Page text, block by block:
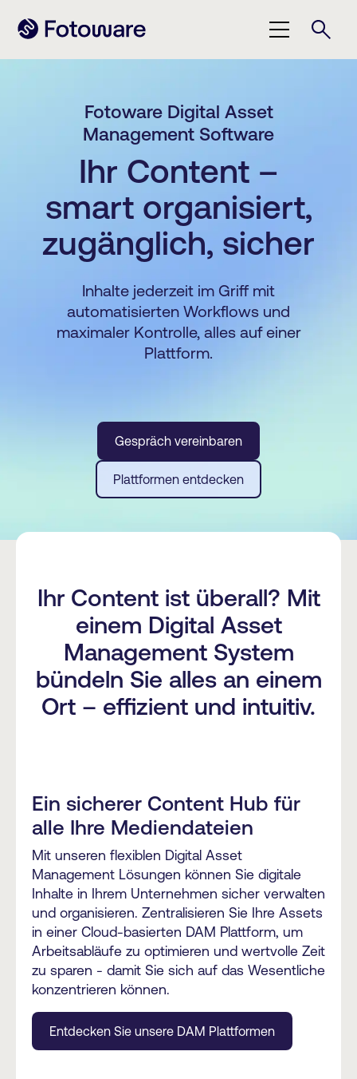
Fotoware Digital Asset
Management Software
Ihr Content –
smart organisiert,
zugänglich, sicher
Inhalte jederzeit im Griff mit
automatisierten Workflows und
maximaler Kontrolle, alles auf einer
Plattform.
Gespräch vereinbaren
Plattformen entdecken
Ihr Content ist überall? Mit
einem Digital Asset
Management System
bündeln Sie alles an einem
Ort – effizient und intuitiv.
Ein sicherer Content Hub für
alle Ihre Mediendateien
Mit unseren flexiblen Digital Asset
Management Lösungen können Sie digitale
Inhalte in Ihrem Unternehmen sicher verwalten
und organisieren. Zentralisieren Sie Ihre Assets
in einer Cloud-basierten DAM Plattform, um
Arbeitsabläufe zu optimieren und wertvolle Zeit
zu sparen - damit Sie sich auf das Wesentliche
konzentrieren können.
Entdecken Sie unsere DAM Plattformen